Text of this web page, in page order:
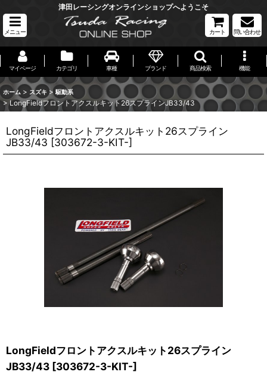
津田レーシングオンラインショップへようこそ
メニュー カート 問い合わせ
マイページ カテゴリ 車種 ブランド 商品検索 機能
ホーム > スズキ > 駆動系
> LongFieldフロントアクスルキット26スプラインJB33/43
LongFieldフロントアクスルキット26スプライン
JB33/43 [303672-3-KIT-]
LongFieldフロントアクスルキット26スプライン
JB33/43 [303672-3-KIT-]